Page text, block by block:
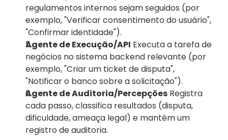
regulamentos internos sejam seguidos (por
exemplo, "Verificar consentimento do usuário",
"Confirmar identidade").
Agente de Execução/API Executa a tarefa de
negócios no sistema backend relevante (por
exemplo, "Criar um ticket de disputa",
"Notificar o banco sobre a solicitação").
Agente de Auditoria/Percepções Registra
cada passo, classifica resultados (disputa,
dificuldade, ameaça legal) e mantém um
registro de auditoria.